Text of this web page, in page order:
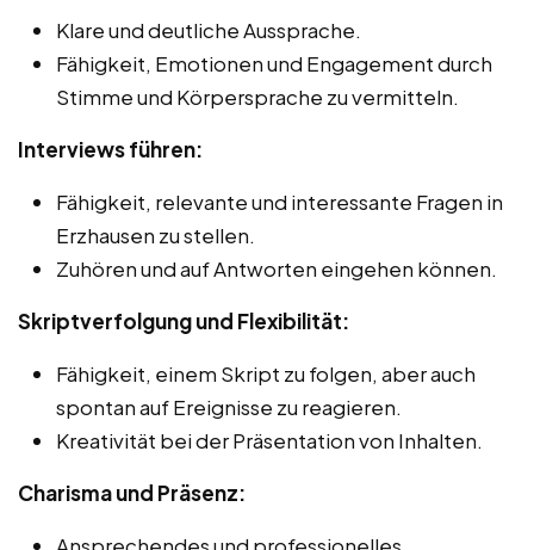
Klare und deutliche Aussprache.
Fähigkeit, Emotionen und Engagement durch
Stimme und Körpersprache zu vermitteln.
Interviews führen:
Fähigkeit, relevante und interessante Fragen in
Erzhausen zu stellen.
Zuhören und auf Antworten eingehen können.
Skriptverfolgung und Flexibilität:
Fähigkeit, einem Skript zu folgen, aber auch
spontan auf Ereignisse zu reagieren.
Kreativität bei der Präsentation von Inhalten.
Charisma und Präsenz:
Ansprechendes und professionelles